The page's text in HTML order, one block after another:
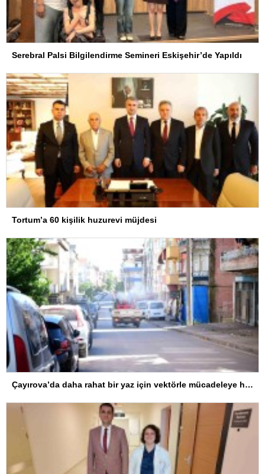
Serebral Palsi Bilgilendirme Semineri Eskişehir’de Yapıldı
Tortum’a 60 kişilik huzurevi müjdesi
Çayırova’da daha rahat bir yaz için vektörle mücadeleye hız verildi